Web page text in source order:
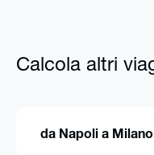
Calcola altri
da Napoli a Milano